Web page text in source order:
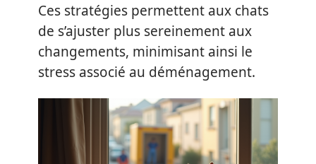
Ces stratégies permettent aux chats
de s’ajuster plus sereinement aux
changements, minimisant ainsi le
stress associé au déménagement.